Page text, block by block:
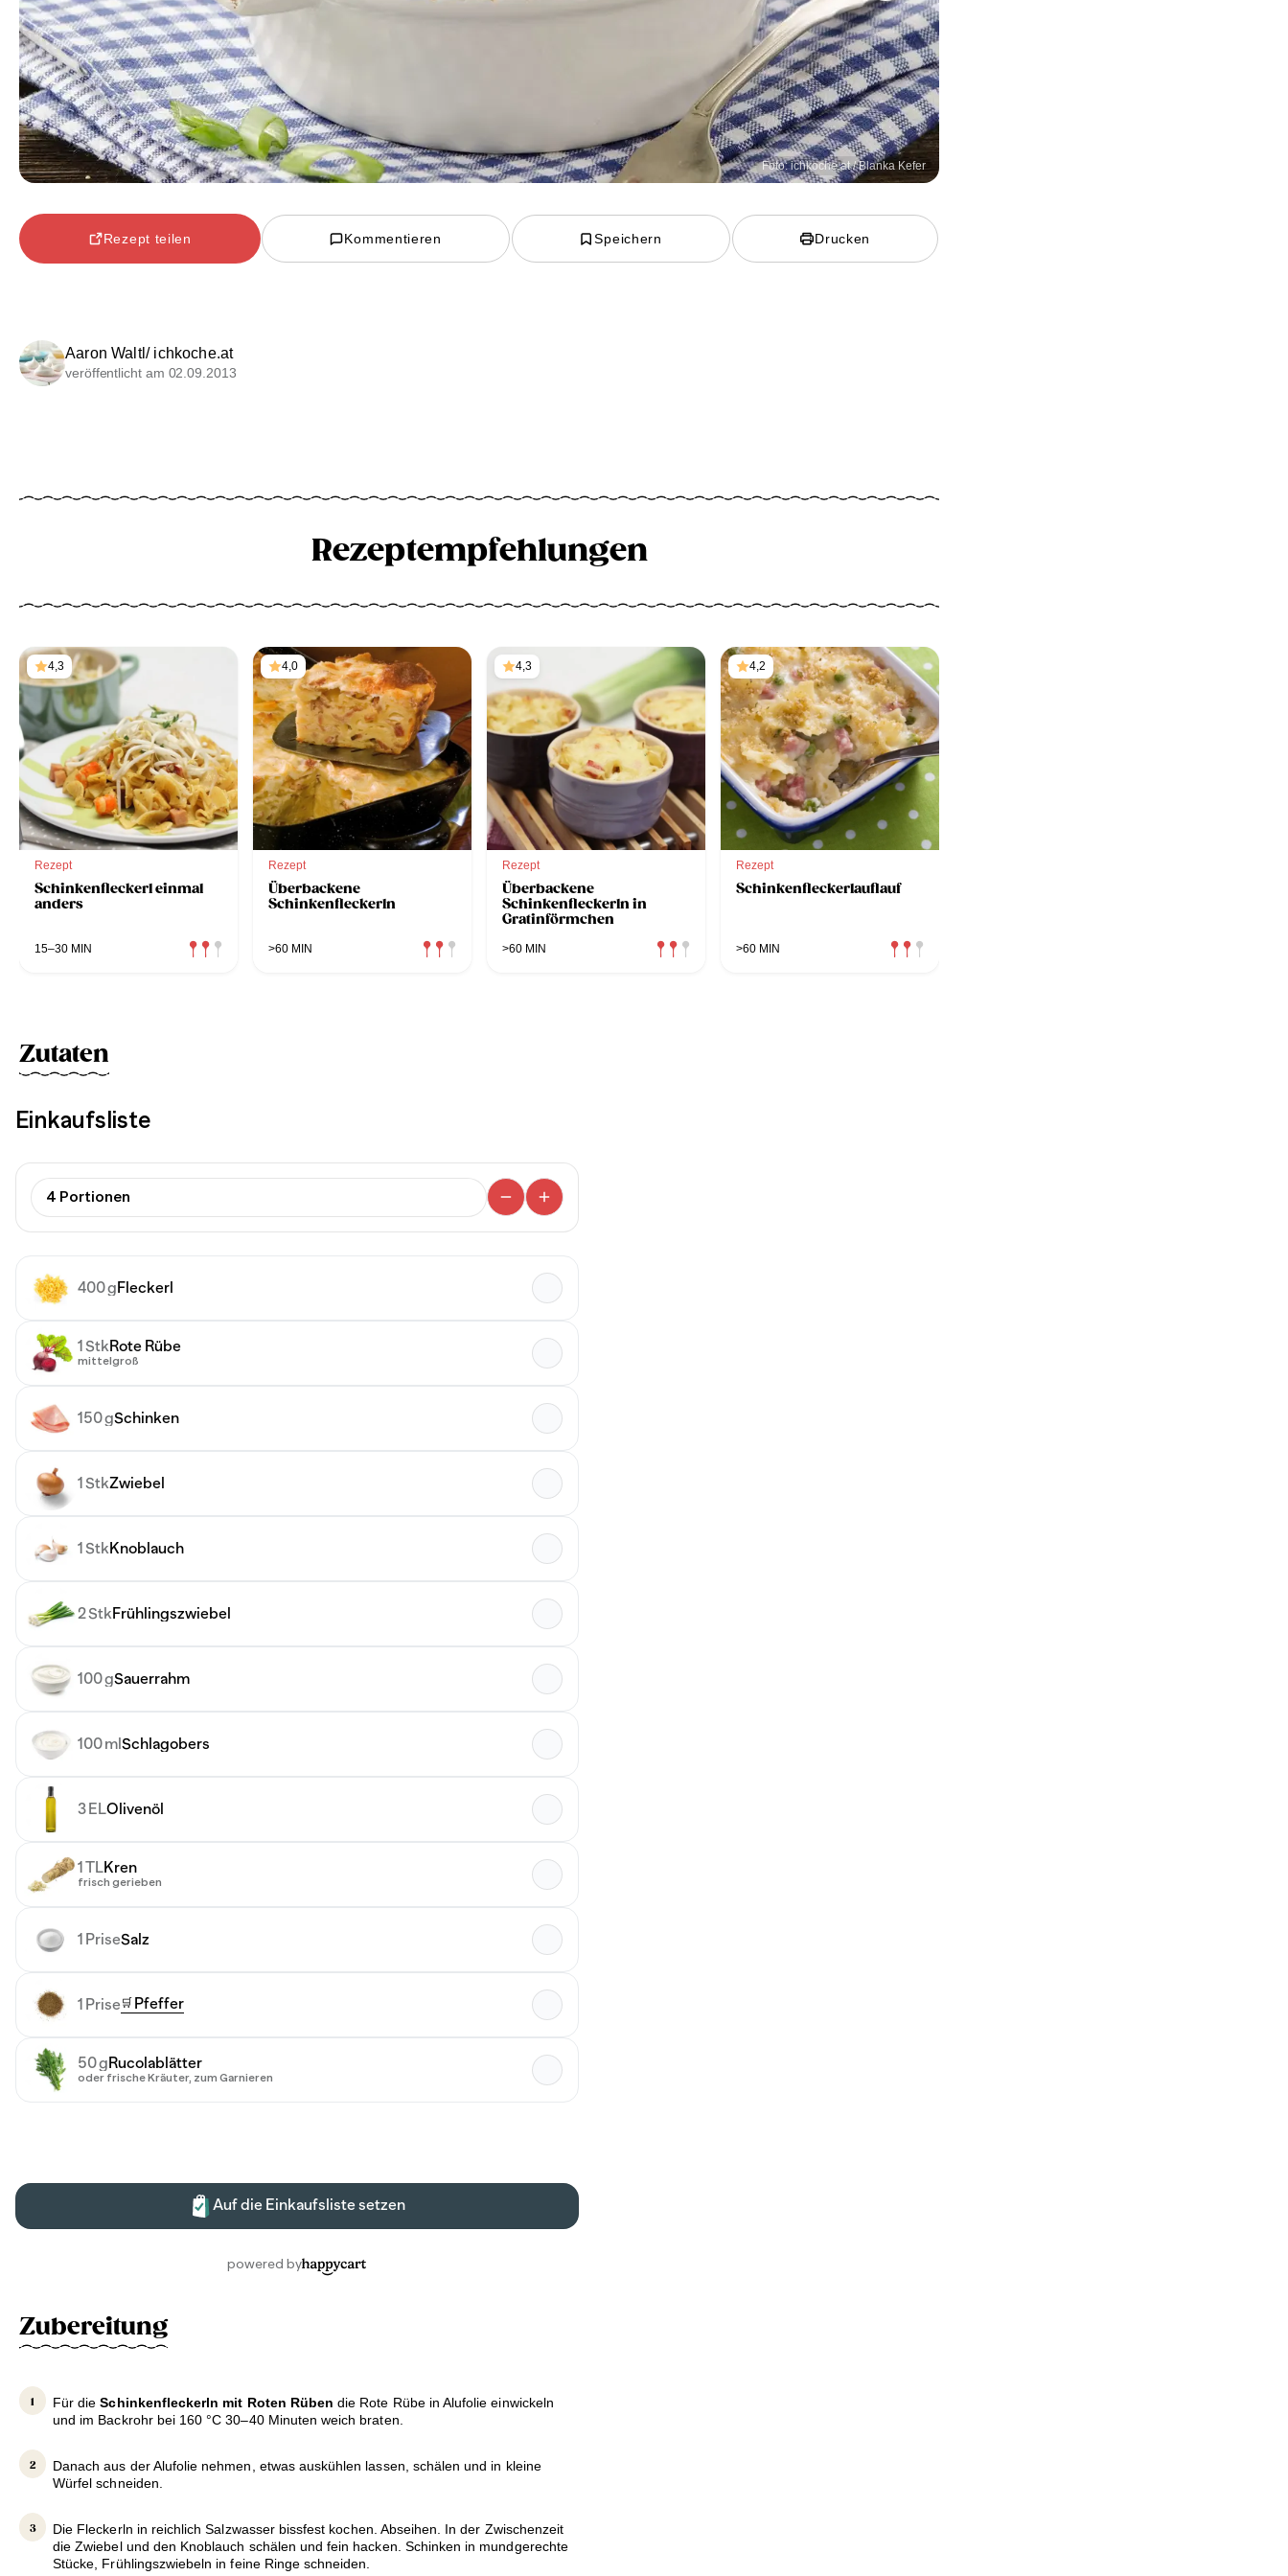
Foto: ichkoche.at / Blanka Kefer
Rezept teilen Kommentieren Speichern Drucken
Aaron Waltl/ ichkoche.at
veröffentlicht am 02.09.2013
Rezeptempfehlungen
4,3
Rezept
Schinkenfleckerl einmal
anders
15–30 MIN
4,0
Rezept
Überbackene
Schinkenfleckerln
>60 MIN
4,3
Rezept
Überbackene
Schinkenfleckerln in
Gratinförmchen
>60 MIN
4,2
Rezept
Schinkenfleckerlauflauf
>60 MIN
Zutaten
Zubereitung
Für die Schinkenfleckerln mit Roten Rüben die Rote Rübe in Alufolie einwickeln
und im Backrohr bei 160 °C 30–40 Minuten weich braten.
Danach aus der Alufolie nehmen, etwas auskühlen lassen, schälen und in kleine
Würfel schneiden.
Die Fleckerln in reichlich Salzwasser bissfest kochen. Abseihen. In der Zwischenzeit
die Zwiebel und den Knoblauch schälen und fein hacken. Schinken in mundgerechte
Stücke, Frühlingszwiebeln in feine Ringe schneiden.